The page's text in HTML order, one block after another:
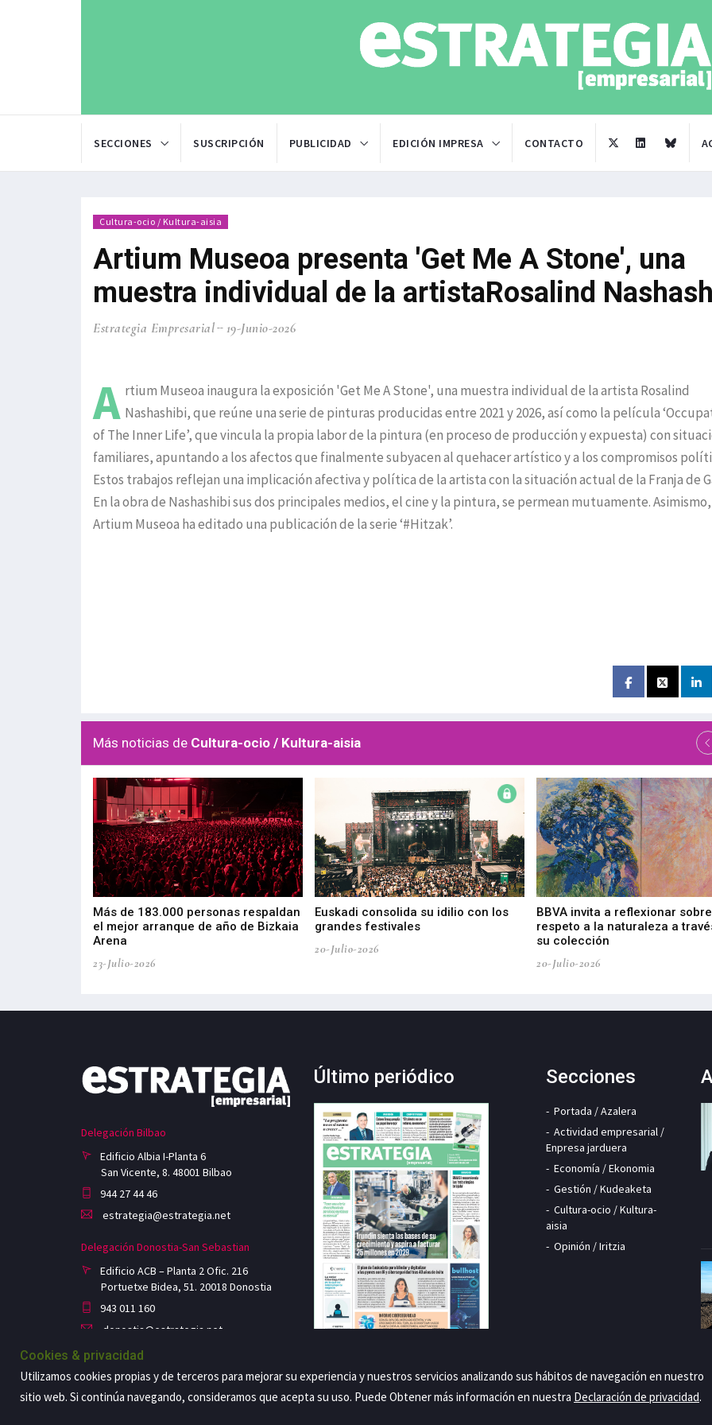
SECCIONES SUSCRIPCIÓN PUBLICIDAD EDICIÓN IMPRESA CONTACTO
Cultura-ocio / Kultura-aisia
Artium Museoa presenta 'Get Me A Stone', una
muestra individual de la artistaRosalind
Estrategia Empresarial 19-Junio-2026
A rtium Museoa inaugura la exposición 'Get Me A Stone', una muestra individual de la artista Rosalind
Nashashibi, que reúne una serie de pinturas producidas entre 2021 y 2026, así como la película
of The Inner Life’, que vincula la propia labor de la pintura (en proceso de producción y expuesta) con
familiares, apuntando a los afectos que finalmente subyacen al quehacer artístico y a los compromisos
Estos trabajos reflejan una implicación afectiva y política de la artista con la situación actual de la Franja de
En la obra de Nashashibi sus dos principales medios, el cine y la pintura, se permean mutuamente. Asimismo,
Artium Museoa ha editado una publicación de la serie ‘#Hitzak’.
Más noticias de Cultura-ocio / Kultura-aisia
Más de 183.000 personas respaldan
el mejor arranque de año de Bizkaia
Arena
23-Julio-2026
Euskadi consolida su idilio con los
grandes festivales
20-Julio-2026
BBVA invita a reflexionar sobre
respeto a la naturaleza a
su colección
20-Julio-2026
Delegación Bilbao
Edificio Albia I-Planta 6
San Vicente, 8. 48001 Bilbao
944 27 44 46
estrategia@estrategia.net
Delegación Donostia-San Sebastian
Edificio ACB – Planta 2 Ofic. 216
Portuetxe Bidea, 51. 20018 Donostia
943 011 160
donostia@estrategia.net
Último periódico Secciones
Portada / Azalera
Actividad empresarial /
Enpresa jarduera
Economía / Ekonomia
Gestión / Kudeaketa
Cultura-ocio / Kultura-
aisia
Opinión / Iritzia
Cookies & privacidad
Utilizamos cookies propias y de terceros para mejorar su experiencia y nuestros servicios analizando sus hábitos de navegación en nuestro
sitio web. Si continúa navegando, consideramos que acepta su uso. Puede Obtener más información en nuestra Declaración de privacidad.